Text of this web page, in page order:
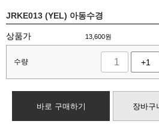
JRKE013 (YEL) 아동수경
상품가 13,600원
수량 +1
바로 구매하기 장바구